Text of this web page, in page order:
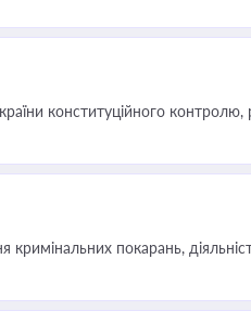
конституційного контролю,
покарань,